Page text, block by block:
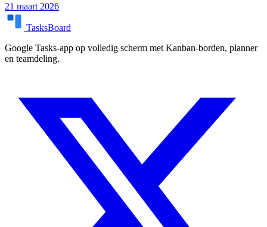
21 maart 2026
TasksBoard
Google Tasks-app op volledig scherm met Kanban-borden, planner
en teamdeling.